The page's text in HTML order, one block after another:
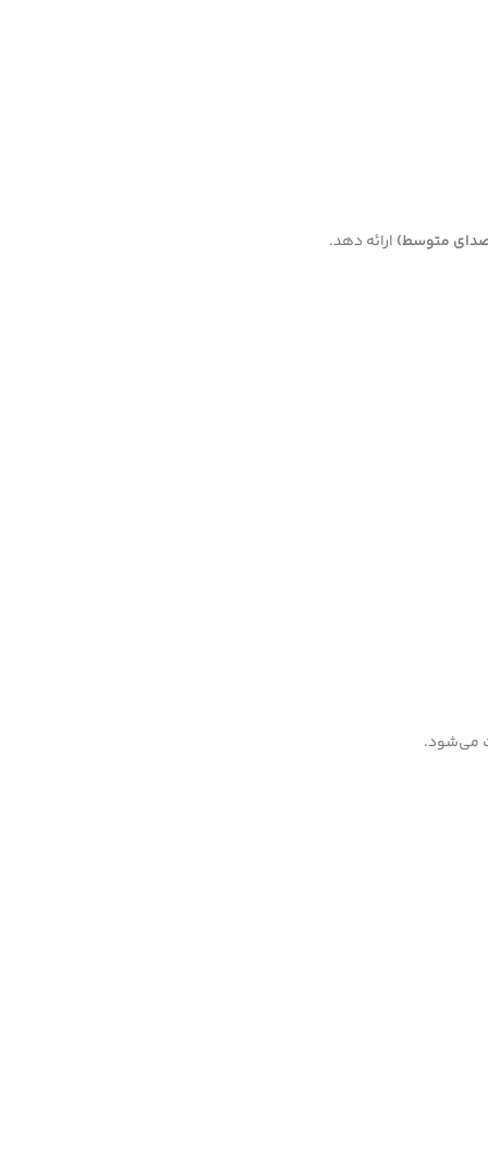
ارائه دهد.
می‌شود.